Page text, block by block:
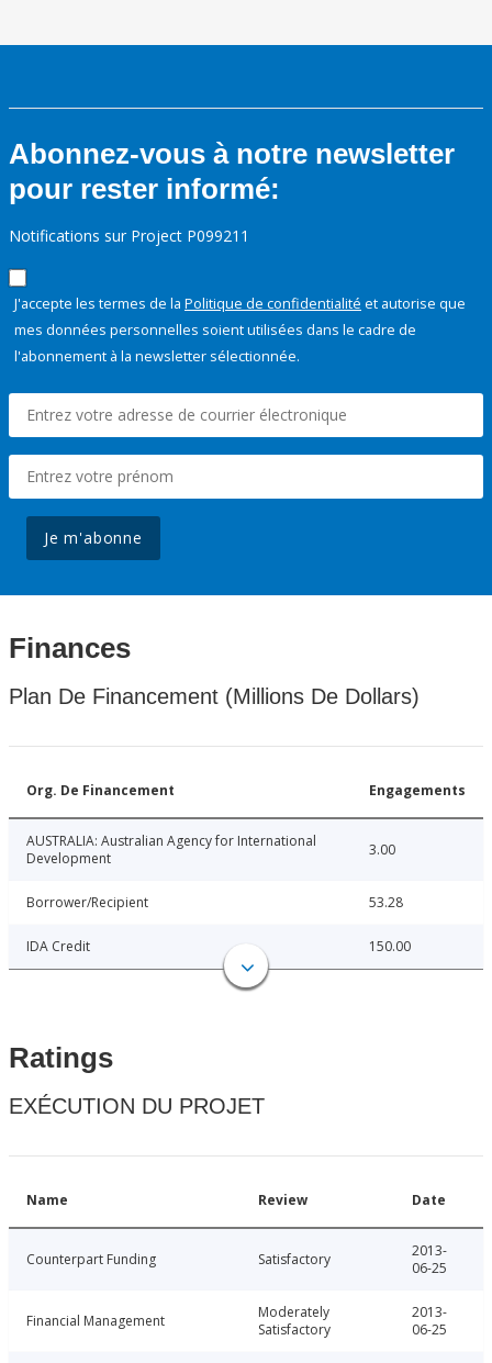
Abonnez-vous à notre newsletter
pour rester informé:
Notifications sur Project P099211
J'accepte les termes de la Politique de confidentialité et autorise que
mes données personnelles soient utilisées dans le cadre de
l'abonnement à la newsletter sélectionnée.
Je m'abonne
Finances
Plan De Financement (Millions De Dollars)
Org. De Financement Engagements
AUSTRALIA: Australian Agency for International
Development
3.00
Borrower/Recipient 53.28
IDA Credit 150.00
Ratings
EXÉCUTION DU PROJET
Name Review Date
Counterpart Funding Satisfactory
2013-
06-25
Financial Management
Moderately
Satisfactory
2013-
06-25